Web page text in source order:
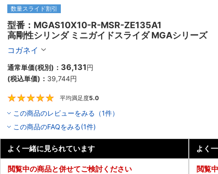
数量スライド割引
型番：MGAS10X10-R-MSR-ZE135A1
高剛性シリンダ ミニガイドスライダ MGAシリーズ
コガネイ
通常単価(税別)： 36,131円
(税込単価)： 39,744円
平均満足度5.0
この商品のレビューをみる（1件）
この商品のFAQをみる(1件)
よく一緒に見られています
閲覧中の商品と併せてご検討ください
よく
閲覧